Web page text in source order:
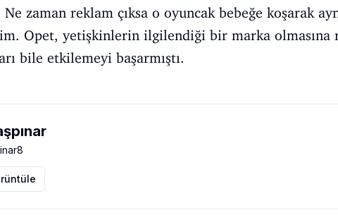
zaman reklam çıksa o oyuncak bebeğe koşarak
Opet, yetişkinlerin ilgilendiği bir marka olmasına
bile etkilemeyi başarmıştı.